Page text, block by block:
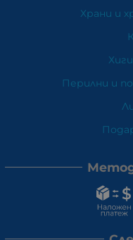
Храни и
Перилни и